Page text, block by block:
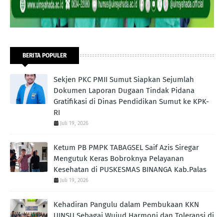
BERITA POPULER
Sekjen PKC PMII Sumut Siapkan Sejumlah
Dokumen Laporan Dugaan Tindak Pidana
Gratifikasi di Dinas Pendidikan Sumut ke KPK-
RI
Juli 19, 2026
Ketum PB PMPK TABAGSEL Saif Azis Siregar
Mengutuk Keras Bobroknya Pelayanan
Kesehatan di PUSKESMAS BINANGA Kab.Palas
Juli 19, 2026
Kehadiran Pangulu dalam Pembukaan KKN